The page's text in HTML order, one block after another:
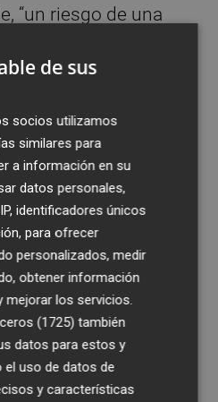
“un riesgo de una
y
una posición de
del año
año lasempresas
reactivación de la
últimos datos de
leve reactivación de
UE como Francia.
el jueves
en el que mejoró las
de sus
socios utilizamos
similares para
a información en su
datos personales,
identificadores únicos
para ofrecer
personalizados, medir
obtener información
mejorar los servicios.
(1725) también
datos para estos y
el uso de datos de
y características